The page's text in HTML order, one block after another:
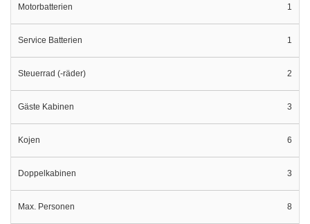
Motorbatterien 1
Service Batterien 1
Steuerrad (-räder) 2
Gäste Kabinen 3
Kojen 6
Doppelkabinen 3
Max. Personen 8